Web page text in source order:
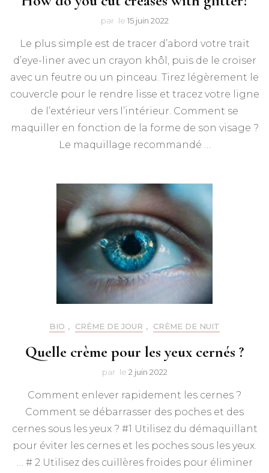
par le 15 juin 2022
Le plus simple est de tracer d’abord votre trait
d’eye-liner avec un crayon khôl, puis de le croiser
avec un feutre ou un pinceau. Tirez légèrement le
couvercle pour le rendre lisse et tracez votre ligne
de l’extérieur vers l’intérieur. Comment se
maquiller en fonction de la forme de son visage ?
Le maquillage recommandé …
BIO , CRÈME DE JOUR , CRÈME DE NUIT
Quelle crème pour les yeux cernés ?
par le 2 juin 2022
Comment enlever rapidement les cernes ?
Comment se débarrasser des poches et des
cernes sous les yeux ? #1 Utilisez du démaquillant
pour éviter les cernes et les poches sous les yeux.
… # 2 Utilisez des cuillères froides pour éliminer